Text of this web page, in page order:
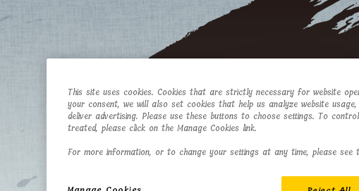
This site uses cookies. Cookies that are strictly necessary for website
your consent, we will also set cookies that help us analyze website
deliver advertising. Please use these buttons to choose settings. To
treated, please click on the Manage Cookies link.
For more information, or to change your settings at any time, please see